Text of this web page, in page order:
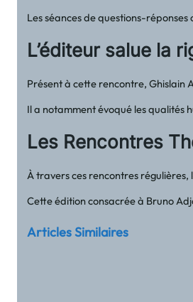
Les séances de questions-
L’éditeur salue la
Présent à cette rencontre, Ghislain
Il a notamment évoqué les qualités
Les Rencontres
À travers ces rencontres
Cette édition consacrée à Bruno
Articles Similaires